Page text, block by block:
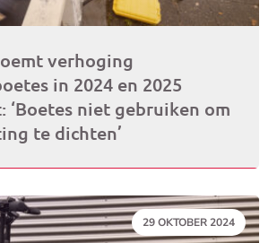
verhoging
in 2024 en 2025
‘Boetes niet gebruiken om
te dichten’
DATUM:
29 OKTOBER 2024